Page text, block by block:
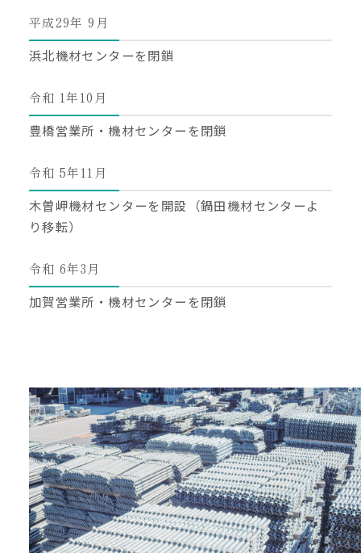
平成29年 9月
浜北機材センターを閉鎖
令和 1年10月
豊橋営業所・機材センターを閉鎖
令和 5年11月
木曽岬機材センターを開設（鍋田機材センターよ
り移転）
令和 6年3月
加賀営業所・機材センターを閉鎖